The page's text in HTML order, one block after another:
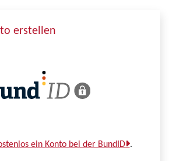
erstellen
ein Konto bei der BundID .